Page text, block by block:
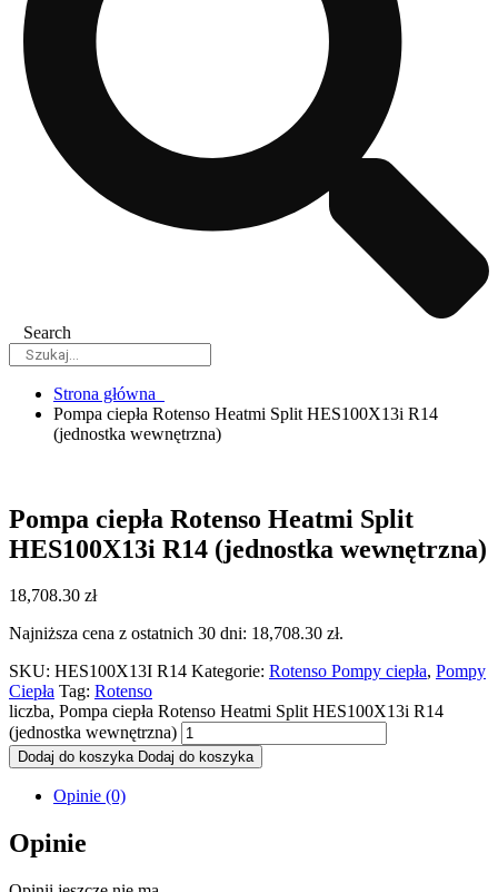
Search
Strona główna
Pompa ciepła Rotenso Heatmi Split HES100X13i R14
(jednostka wewnętrzna)
Pompa ciepła Rotenso Heatmi Split
HES100X13i R14 (jednostka wewnętrzna)
18,708.30 zł
Najniższa cena z ostatnich 30 dni: 18,708.30 zł.
SKU: HES100X13I R14 Kategorie: Rotenso Pompy ciepła, Pompy
Ciepła Tag: Rotenso
liczba, Pompa ciepła Rotenso Heatmi Split HES100X13i R14
(jednostka wewnętrzna)
Dodaj do koszyka Dodaj do koszyka
Opinie (0)
Opinie